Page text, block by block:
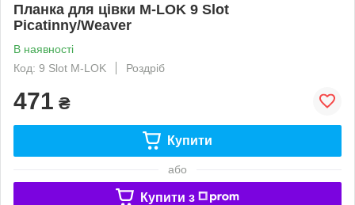
Планка для цівки M-LOK 9 Slot
Picatinny/Weaver
В наявності
Код: 9 Slot M-LOK
Роздріб
471 ₴
Купити
або
Купити з